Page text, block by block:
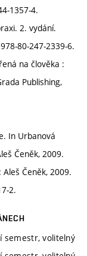
1357-4.
2. vydání.
80-247-2339-6.
na člověka :
Publishing,
In Urbanová
Čeněk, 2009.
Čeněk, 2009.
2.
semestr, volitelný